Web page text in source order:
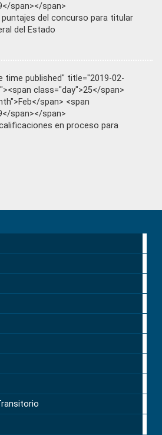
span></span>
puntajes del concurso para titular
del Estado
time published" title="2019-02-
class="day">25</span>
span> <span
span></span>
en proceso para